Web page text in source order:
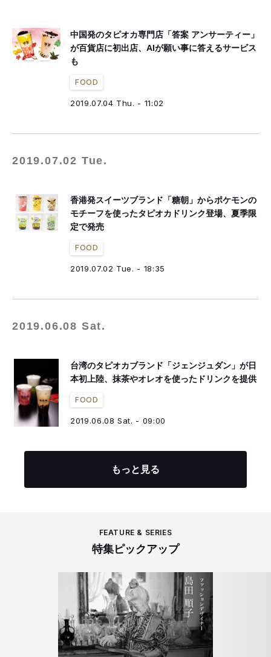
中国発のタピオカ専門店「答案 アンサーティー」
が百貨店に初出店、AIが願い事に答えるサービス
も
FOOD
2019.07.04 Thu. - 11:02
2019.07.02 Tue.
香港発スイーツブランド「糖朝」からポケモンの
モチーフを使ったタピオカドリンク登場、夏季限
定で発売
FOOD
2019.07.02 Tue. - 18:35
2019.06.08 Sat.
台湾のタピオカブランド「ジェンジュダン」が日
本初上陸、抹茶やオレオを使ったドリンクを提供
FOOD
2019.06.08 Sat. - 09:00
もっと見る
FEATURE & SERIES
特集ピックアップ